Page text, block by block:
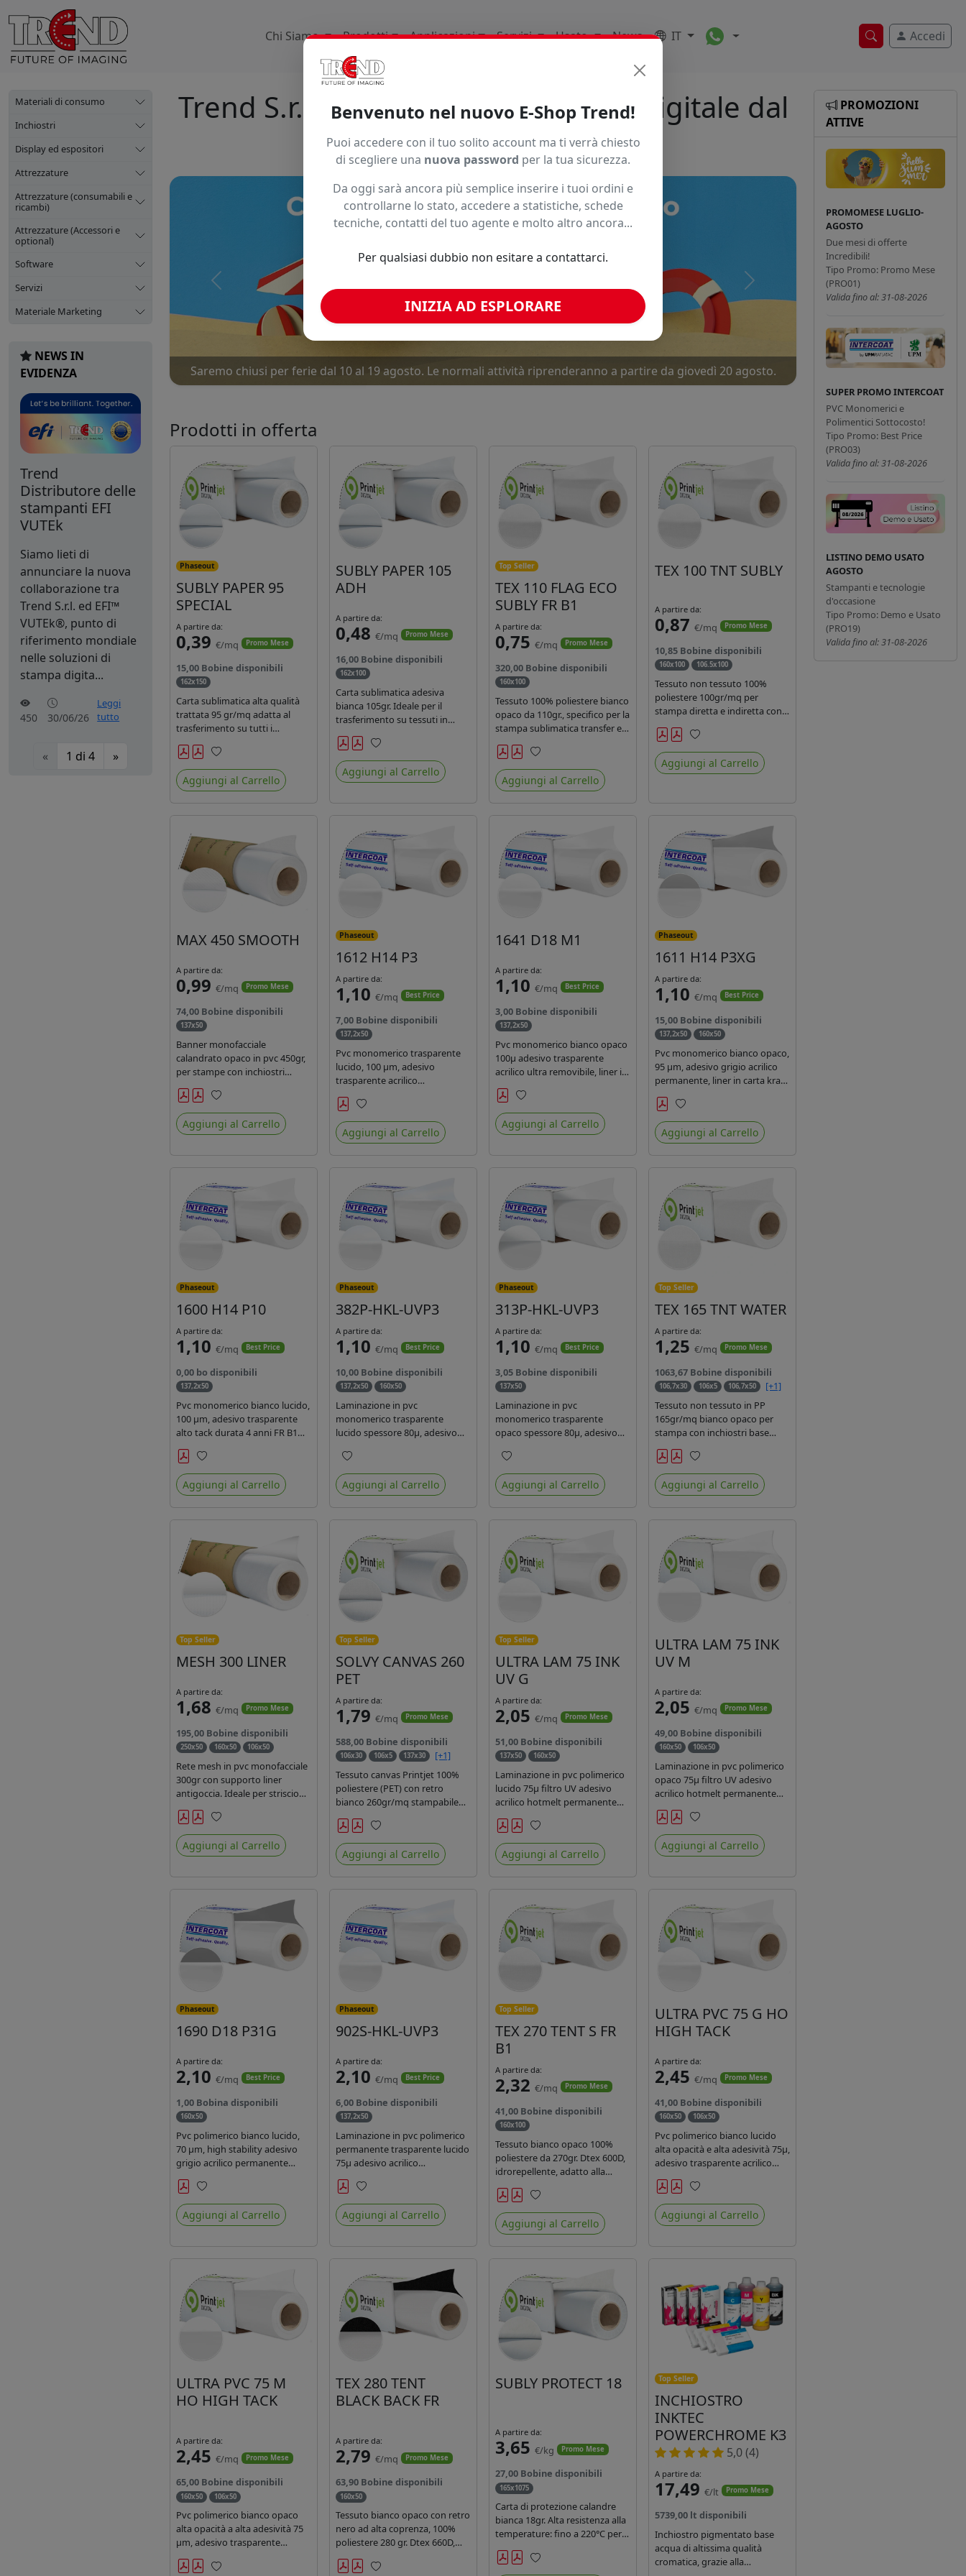
Ricerca veloce
Accedi
Chi Siamo Prodotti Applicazioni Servizi Usato News IT Toggle Dropdown
Materiali di consumo
Inchiostri
Display ed espositori
Attrezzature
Attrezzature (consumabili e
ricambi)
Attrezzature (Accessori e
optional)
Software
Servizi
Materiale Marketing
NEWS IN
EVIDENZA
Trend
Distributore delle
stampanti EFI
VUTEk
Siamo lieti di
annunciare la nuova
collaborazione tra
Trend S.r.l. ed EFI™
VUTEk®, punto di
riferimento mondiale
nelle soluzioni di
stampa digita...
450 30/06/26
Leggi
tutto
« 1 di 4 »
Trend S.r.l.
Supporti per la stampa digitale dal
1997
Saremo chiusi per ferie dal 10 al 19 agosto. Le normali attività riprenderanno a partire da giovedì 20 agosto.
Nuove offerte Luglio-Agosto... Due mesi caldissimi. Approfittane!
Precedente Successivo
Prodotti in offerta
Phaseout
SUBLY PAPER 95
SPECIAL
A partire da:
0,39 €/mq Promo Mese
15,00 Bobine disponibili
162x150
Carta sublimatica alta qualità
trattata 95 gr/mq adatta al
trasferimento su tutti i
materiali in poliestere.
Preferiti
Aggiungi al Carrello
SUBLY PAPER 105
ADH
A partire da:
0,48 €/mq Promo Mese
16,00 Bobine disponibili
162x100
Carta sublimatica adesiva
bianca 105gr. Ideale per il
trasferimento su tessuti in
poliestere nel settore
sportwear .
Preferiti
Aggiungi al Carrello
Top Seller
TEX 110 FLAG ECO
SUBLY FR B1
A partire da:
0,75 €/mq Promo Mese
320,00 Bobine disponibili
160x100
Tessuto 100% poliestere bianco
opaco da 110gr., specifico per la
stampa sublimatica transfer e
diretta. Ideale per la
realizzazione di stendardi e
bandiere, grazie al passaggio
dell'inchiostro su entrambi i
Preferiti
Aggiungi al Carrello
TEX 100 TNT SUBLY
A partire da:
0,87 €/mq Promo Mese
10,85 Bobine disponibili
160x100 106.5x100
Tessuto non tessuto 100%
poliestere 100gr/mq per
stampa diretta e indiretta con
inchiostro sublimatico, latex e
uv.
Preferiti
Aggiungi al Carrello
MAX 450 SMOOTH
A partire da:
0,99 €/mq Promo Mese
74,00 Bobine disponibili
137x50
Banner monofacciale
calandrato opaco in pvc 450gr,
per stampe con inchiostri
solvente ed ecosolvente , uv e
latex.
Preferiti
Aggiungi al Carrello
Phaseout
1612 H14 P3
A partire da:
1,10 €/mq Best Price
7,00 Bobine disponibili
137,2x50
Pvc monomerico trasparente
lucido, 100 µm, adesivo
trasparente acrilico
permanente durata 3 anni, liner
in carta kraft monosiliconata da
135 gr, REACH compliant per
stampa con inchiostri solvente
Preferiti
Aggiungi al Carrello
1641 D18 M1
A partire da:
1,10 €/mq Best Price
3,00 Bobine disponibili
137,2x50
Pvc monomerico bianco opaco
100µ adesivo trasparente
acrilico ultra removibile, liner in
carta kraft da 140gr/mq. Durata
3 anni. Dotato di certificato FR
B1 e conforme alla normativa
REACH.
Preferiti
Aggiungi al Carrello
Phaseout
1611 H14 P3XG
A partire da:
1,10 €/mq Best Price
15,00 Bobine disponibili
137,2x50 160x50
Pvc monomerico bianco opaco,
95 µm, adesivo grigio acrilico
permanente, liner in carta kraft
siliconata 135gr/mq. Durata 3
anni, certificato FR B1,
conforme al REACH, stampa
con ink solvente, ecosolvente,
Preferiti
Aggiungi al Carrello
Phaseout
1600 H14 P10
A partire da:
1,10 €/mq Best Price
0,00 bo disponibili
137,2x50
Pvc monomerico bianco lucido,
100 µm, adesivo trasparente
alto tack durata 4 anni FR B1
REACH per stampa solvente
ecosolvente uv latex, Liner in
carta KRAFT monosiliconata
135gr. brand Intercoat.
Preferiti
Aggiungi al Carrello
Phaseout
382P-HKL-UVP3
A partire da:
1,10 €/mq Best Price
10,00 Bobine disponibili
137,2x50 160x50
Laminazione in pvc
monomerico trasparente
lucido spessore 80µ, adesivo
permanente, liner in carta
glassine siliconata da 72 gr.
Durata 3 anni, ideale per
Preferiti
Aggiungi al Carrello
Phaseout
313P-HKL-UVP3
A partire da:
1,10 €/mq Best Price
3,05 Bobine disponibili
137x50
Laminazione in pvc
monomerico trasparente
opaco spessore 80µ, adesivo
specifico per ink uv, liner in
carta kraft da 90gr. Durata 3
anni, dotata di filtro uv, idonea
Preferiti
Aggiungi al Carrello
Top Seller
TEX 165 TNT WATER
A partire da:
1,25 €/mq Promo Mese
1063,67 Bobine disponibili
106,7x30 106x5 106,7x50
[+1]
Tessuto non tessuto in PP
165gr/mq bianco opaco per
stampa con inchiostri base
acqua, latex, uv, ecosolvente.
Finitura a rombi spundbond e
coating superficiale con totale
assenza di peluria. Occhiellabile,
Preferiti
Aggiungi al Carrello
Top Seller
MESH 300 LINER
A partire da:
1,68 €/mq Promo Mese
195,00 Bobine disponibili
250x50 160x50 106x50
Rete mesh in pvc monofacciale
300gr con supporto liner
antigoccia. Ideale per striscioni
e coperture antivento.
Saldabile, stampabile con
inchiostri solvente,
ecosolvente, uv e latex. Densità
Preferiti
Aggiungi al Carrello
Top Seller
SOLVY CANVAS 260
PET
A partire da:
1,79 €/mq Promo Mese
588,00 Bobine disponibili
106x30 106x5 137x30
[+1]
Tessuto canvas Printjet 100%
poliestere (PET) con retro
bianco 260gr/mq stampabile
con inchiostri solvente,
ecosolvente, uv e latex.
Preferiti
Aggiungi al Carrello
Top Seller
ULTRA LAM 75 INK
UV G
A partire da:
2,05 €/mq Promo Mese
51,00 Bobine disponibili
137x50 160x50
Laminazione in pvc polimerico
lucido 75µ filtro UV adesivo
acrilico hotmelt permanente
specifico per stampe con
inchiostri UV durata 7 anni
indoor e 5 outdoor. Dotato di
certificato ignifugo Bs1d0.
Preferiti
Aggiungi al Carrello
ULTRA LAM 75 INK
UV M
A partire da:
2,05 €/mq Promo Mese
49,00 Bobine disponibili
160x50 106x50
Laminazione in pvc polimerico
opaco 75µ filtro UV adesivo
acrilico hotmelt permanente
specifico per stampe con
inchiostri UV durata 7 anni
indoor e 5 outdoor. Dotato di
certificato ignifugo Bs1d0.
Preferiti
Aggiungi al Carrello
Phaseout
1690 D18 P31G
A partire da:
2,10 €/mq Best Price
1,00 Bobina disponibili
160x50
Pvc polimerico bianco lucido,
70 µm, high stability adesivo
grigio acrilico permanente
durata 5-7 anni, per stampe
con inchiostri solvente,
ecosolvente, UV e latex.
Preferiti
Aggiungi al Carrello
Phaseout
902S-HKL-UVP3
A partire da:
2,10 €/mq Best Price
6,00 Bobine disponibili
137,2x50
Laminazione in pvc polimerico
permanente trasparente lucido
75µ adesivo acrilico
permanente durata 5 anni con
filtro uv, carta kraft. Ideale per
stampe con inchiostro
ecosolvente, UV e latex.
Preferiti
Aggiungi al Carrello
Top Seller
TEX 270 TENT S FR
B1
A partire da:
2,32 €/mq Promo Mese
41,00 Bobine disponibili
160x100
Tessuto bianco opaco 100%
poliestere da 270gr. Dtex 600D,
idrorepellente, adatto alla
stampa solvente, ecosolvente,
uv, latex (di terza generazione).
Ideale per tende ,coperture
gazebo, prodotti gonfiabili o
Preferiti
Aggiungi al Carrello
ULTRA PVC 75 G HO
HIGH TACK
A partire da:
2,45 €/mq Promo Mese
41,00 Bobine disponibili
160x50 106x50
Pvc polimerico bianco lucido
alta opacità e alta adesività 75µ,
adesivo trasparente acrilico
hotmelt permanente, durata 5-
7 anni, liner 140gr PE su
entrambi lati. Prestazioni di alto
livello. Dotato di certificato
Preferiti
Aggiungi al Carrello
ULTRA PVC 75 M
HO HIGH TACK
A partire da:
2,45 €/mq Promo Mese
65,00 Bobine disponibili
160x50 106x50
Pvc polimerico bianco opaco
alta opacità a alta adesività 75
µm, adesivo trasparente
acrilico hotmelt permanente,
durata 5-7 anni liner 140gr PE
TEX 280 TENT
BLACK BACK FR
A partire da:
2,79 €/mq Promo Mese
63,90 Bobine disponibili
160x50
Tessuto bianco opaco con retro
nero ad alta coprenza, 100%
poliestere 280 gr. Dtex 660D,
idrorepellente, adatto alla
stampa sublimatica indiretta.
SUBLY PROTECT 18
A partire da:
3,65 €/kg Promo Mese
27,00 Bobine disponibili
165x1075
Carta di protezione calandre
bianca 18gr. Alta resistenza alla
temperature: fino a 220°C per
40 secondi. Lunghezza 1075
mtl, peso kg 35, diam. 20cm.
Preferiti
Top Seller
INCHIOSTRO
INKTEC
POWERCHROME K3
5,0 (4)
A partire da:
17,49 €/lt Promo Mese
5739,00 lt disponibili
Inchiostro pigmentato base
acqua di altissima qualità
cromatica, grazie alla
PROMOZIONI
ATTIVE
PROMOMESE LUGLIO-
AGOSTO
Due mesi di offerte
Incredibili!
Tipo Promo: Promo Mese
(PRO01)
Valida fino al: 31-08-2026
SUPER PROMO INTERCOAT
PVC Monomerici e
Polimentici Sottocosto!
Tipo Promo: Best Price
(PRO03)
Valida fino al: 31-08-2026
LISTINO DEMO USATO
AGOSTO
Stampanti e tecnologie
d'occasione
Tipo Promo: Demo e Usato
(PRO19)
Valida fino al: 31-08-2026
Benvenuto nel nuovo E-Shop Trend!
Puoi accedere con il tuo solito account ma ti verrà chiesto
di scegliere una nuova password per la tua sicurezza.
Da oggi sarà ancora più semplice inserire i tuoi ordini e
controllarne lo stato, accedere a statistiche, schede
tecniche, contatti del tuo agente e molto altro ancora...
Per qualsiasi dubbio non esitare a contattarci.
INIZIA AD ESPLORARE